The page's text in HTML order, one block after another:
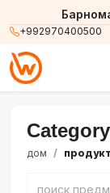
+992970400500
дом